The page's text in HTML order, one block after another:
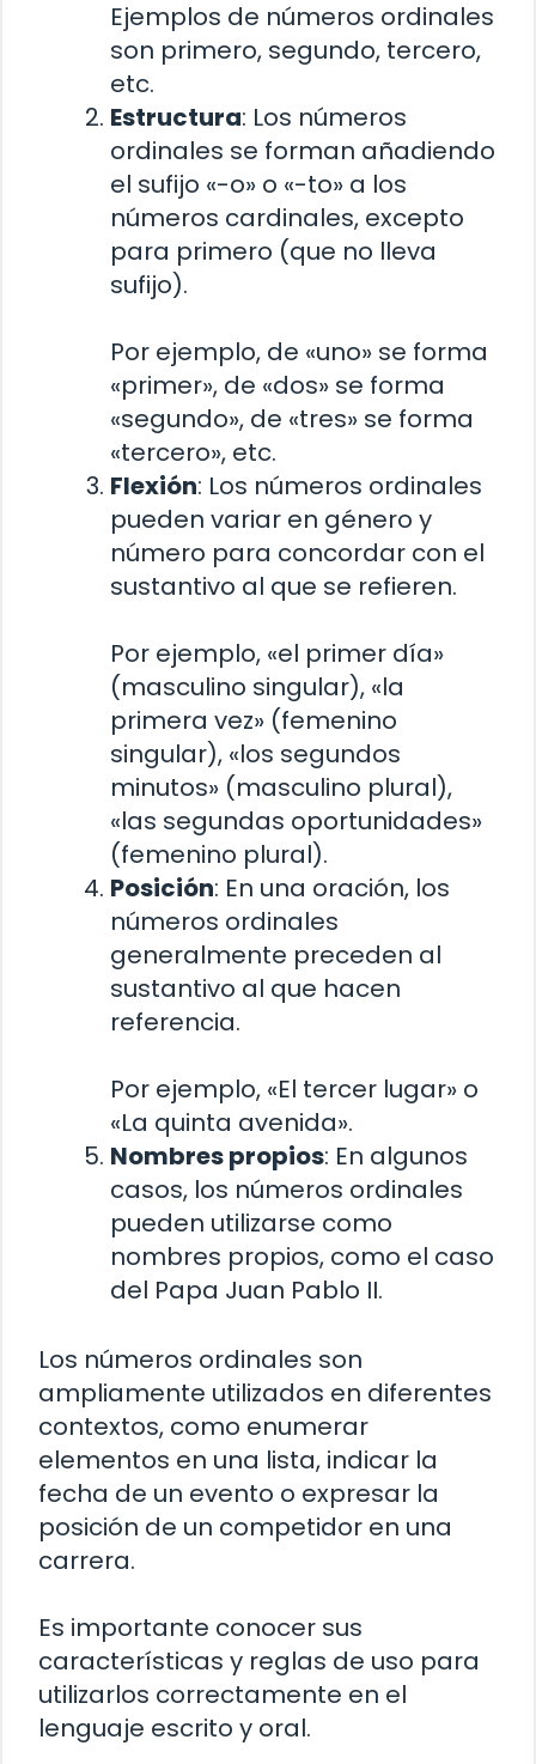
Ejemplos de números ordinales
son primero, segundo, tercero,
etc.
Estructura: Los números
ordinales se forman añadiendo
el sufijo «-o» o «-to» a los
números cardinales, excepto
para primero (que no lleva
sufijo).
Por ejemplo, de «uno» se forma
«primer», de «dos» se forma
«segundo», de «tres» se forma
«tercero», etc.
Flexión: Los números ordinales
pueden variar en género y
número para concordar con el
sustantivo al que se refieren.
Por ejemplo, «el primer día»
(masculino singular), «la
primera vez» (femenino
singular), «los segundos
minutos» (masculino plural),
«las segundas oportunidades»
(femenino plural).
Posición: En una oración, los
números ordinales
generalmente preceden al
sustantivo al que hacen
referencia.
Por ejemplo, «El tercer lugar» o
«La quinta avenida».
Nombres propios: En algunos
casos, los números ordinales
pueden utilizarse como
nombres propios, como el caso
del Papa Juan Pablo II.
Los números ordinales son
ampliamente utilizados en diferentes
contextos, como enumerar
elementos en una lista, indicar la
fecha de un evento o expresar la
posición de un competidor en una
carrera.
Es importante conocer sus
características y reglas de uso para
utilizarlos correctamente en el
lenguaje escrito y oral.